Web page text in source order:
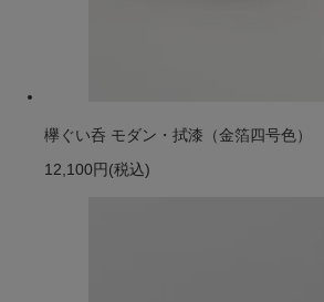
欅ぐい呑 モダン・拭漆（金箔四号色）
12,100円 (税込)